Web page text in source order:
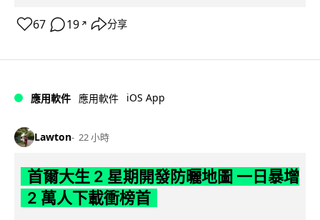
67 19 ↗ 分享
應用軟件 應用軟件 iOS App
Lawton 22 小時
首爾大生 2 星期開發防曬地圖 一日暴增
2 萬人下載衝榜首